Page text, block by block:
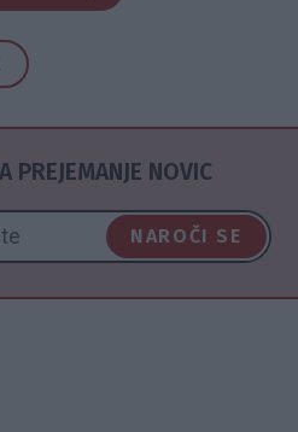
PREJEMANJE NOVIC
NAROČI SE